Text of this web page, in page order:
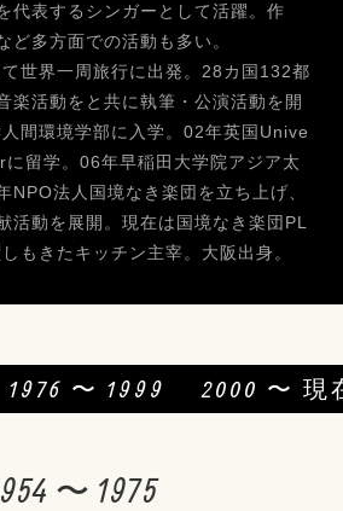
代表するシンガーとして活躍。作
ど多方面での活動も多い。
世界一周旅行に出発。28カ国132都
楽活動をと共に執筆・公演活動を開
間環境学部に入学。02年英国Unive
留学。06年早稲田大学院アジア太
NPO法人国境なき楽団を立ち上げ、
活動を展開。現在は国境なき楽団PL
もきたキッチン主宰。大阪出身。
1976 〜 1999 2000 〜 現
〜 1975